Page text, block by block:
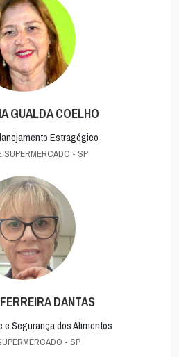
GUALDA COELHO
Estragégico
SUPERMERCADO - SP
DANTAS
e Segurança dos Alimentos
- SP